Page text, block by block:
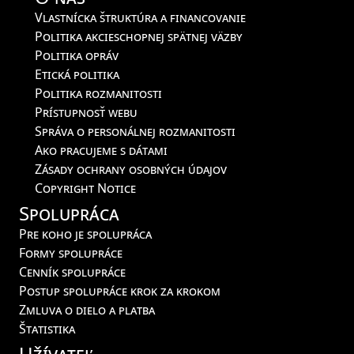
Vlastnícka štruktúra a financovanie
Politika akcieschopnej spätnej väzby
Politika opráv
Etická politika
Politika rozmanitosti
Prístupnosť webu
Správa o personálnej rozmanitosti
Ako pracujeme s dátami
Zásady ochrany osobných údajov
Copyright Notice
Spolupráca
Pre koho je spolupráca
Formy spolupráce
Cenník spolupráce
Postup spolupráce krok za krokom
Zmluva o dielo a platba
Štatistika